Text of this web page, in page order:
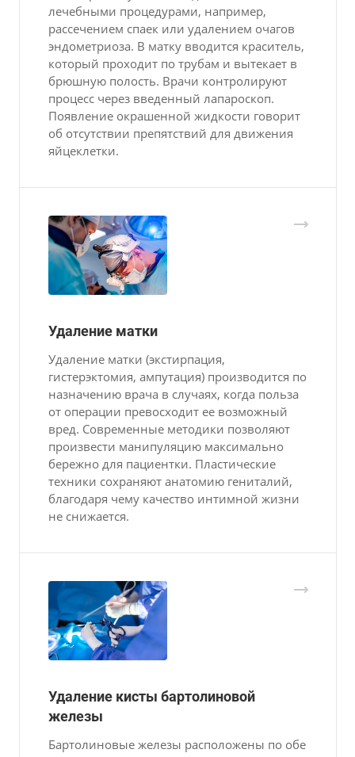
лечебными процедурами, например,
рассечением спаек или удалением очагов
эндометриоза. В матку вводится краситель,
который проходит по трубам и вытекает в
брюшную полость. Врачи контролируют
процесс через введенный лапароскоп.
Появление окрашенной жидкости говорит
об отсутствии препятствий для движения
яйцеклетки.
Удаление матки
Удаление матки (экстирпация,
гистерэктомия, ампутация) производится по
назначению врача в случаях, когда польза
от операции превосходит ее возможный
вред. Современные методики позволяют
произвести манипуляцию максимально
бережно для пациентки. Пластические
техники сохраняют анатомию гениталий,
благодаря чему качество интимной жизни
не снижается.
Удаление кисты бартолиновой
железы
Бартолиновые железы расположены по обе